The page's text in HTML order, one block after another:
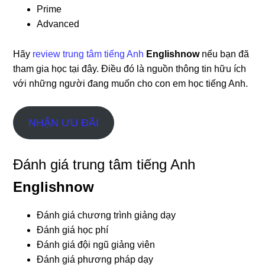
Prime
Advanced
Hãy review trung tâm tiếng Anh Englishnownếu bạn đã
tham gia học tại đây. Điều đó là nguồn thông tin hữu ích
với những người đang muốn cho con em học tiếng Anh.
NHẬN ƯU ĐÃI
Đánh giá trung tâm tiếng Anh
Englishnow
Đánh giá chương trình giảng dạy
Đánh giá học phí
Đánh giá đội ngũ giảng viên
Đánh giá phương pháp dạy